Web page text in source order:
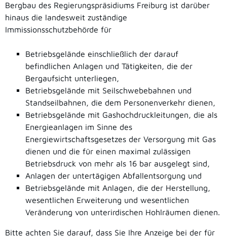
Bergbau des Regierungspräsidiums Freiburg ist darüber
hinaus die landesweit zuständige
Immissionsschutzbehörde für
Betriebsgelände einschließlich der darauf
befindlichen Anlagen und Tätigkeiten, die der
Bergaufsicht unterliegen,
Betriebsgelände mit Seilschwebebahnen und
Standseilbahnen, die dem Personenverkehr dienen,
Betriebsgelände mit Gashochdruckleitungen, die als
Energieanlagen im Sinne des
Energiewirtschaftsgesetzes der Versorgung mit Gas
dienen und die für einen maximal zulässigen
Betriebsdruck von mehr als 16 bar ausgelegt sind,
Anlagen der untertägigen Abfallentsorgung und
Betriebsgelände mit Anlagen, die der Herstellung,
wesentlichen Erweiterung und wesentlichen
Veränderung von unterirdischen Hohlräumen dienen.
Bitte achten Sie darauf, dass Sie Ihre Anzeige bei der für